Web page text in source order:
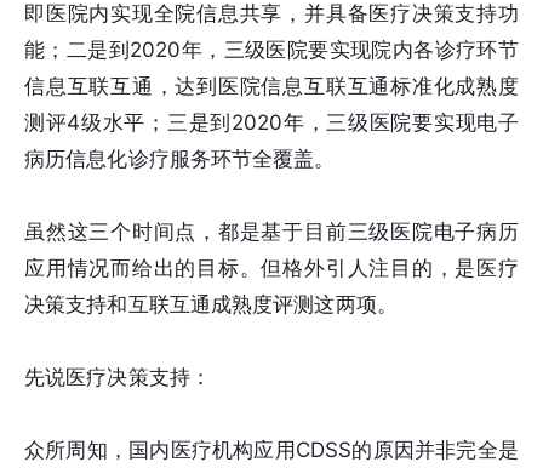
即医院内实现全院信息共享，并具备医疗决策支持功
能；二是到2020年，三级医院要实现院内各诊疗环节
信息互联互通，达到医院信息互联互通标准化成熟度
测评4级水平；三是到2020年，三级医院要实现电子
病历信息化诊疗服务环节全覆盖。
虽然这三个时间点，都是基于目前三级医院电子病历
应用情况而给出的目标。但格外引人注目的，是医疗
决策支持和互联互通成熟度评测这两项。
先说医疗决策支持：
众所周知，国内医疗机构应用CDSS的原因并非完全是